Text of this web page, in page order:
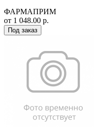
ФАРМАПРИМ
от 1 048.00 р.
Под заказ